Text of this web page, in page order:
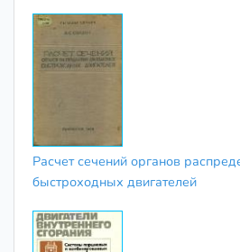
Расчет сечений органов
быстроходных двигателей